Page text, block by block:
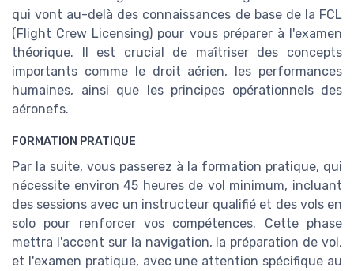
qui vont au-delà des connaissances de base de la FCL
(Flight Crew Licensing) pour vous préparer à l'examen
théorique. Il est crucial de maîtriser des concepts
importants comme le droit aérien, les performances
humaines, ainsi que les principes opérationnels des
aéronefs.
FORMATION PRATIQUE
Par la suite, vous passerez à la formation pratique, qui
nécessite environ 45 heures de vol minimum, incluant
des sessions avec un instructeur qualifié et des vols en
solo pour renforcer vos compétences. Cette phase
mettra l'accent sur la navigation, la préparation de vol,
et l'examen pratique, avec une attention spécifique au